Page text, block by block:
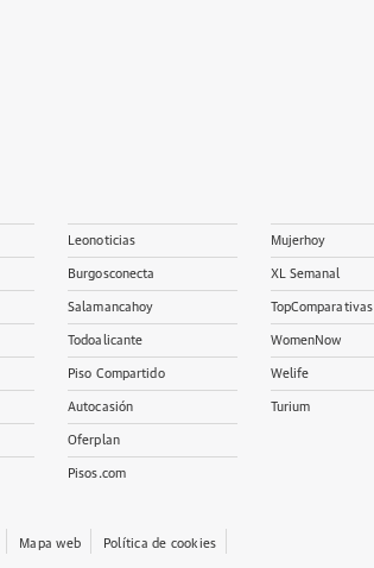
Leonoticias
Burgosconecta
Salamancahoy
Todoalicante
Piso Compartido
Autocasión
Oferplan
Pisos.com
Mujerhoy
XL Semanal
TopComparativas
WomenNow
Welife
Turium
Mapa web Política de cookies